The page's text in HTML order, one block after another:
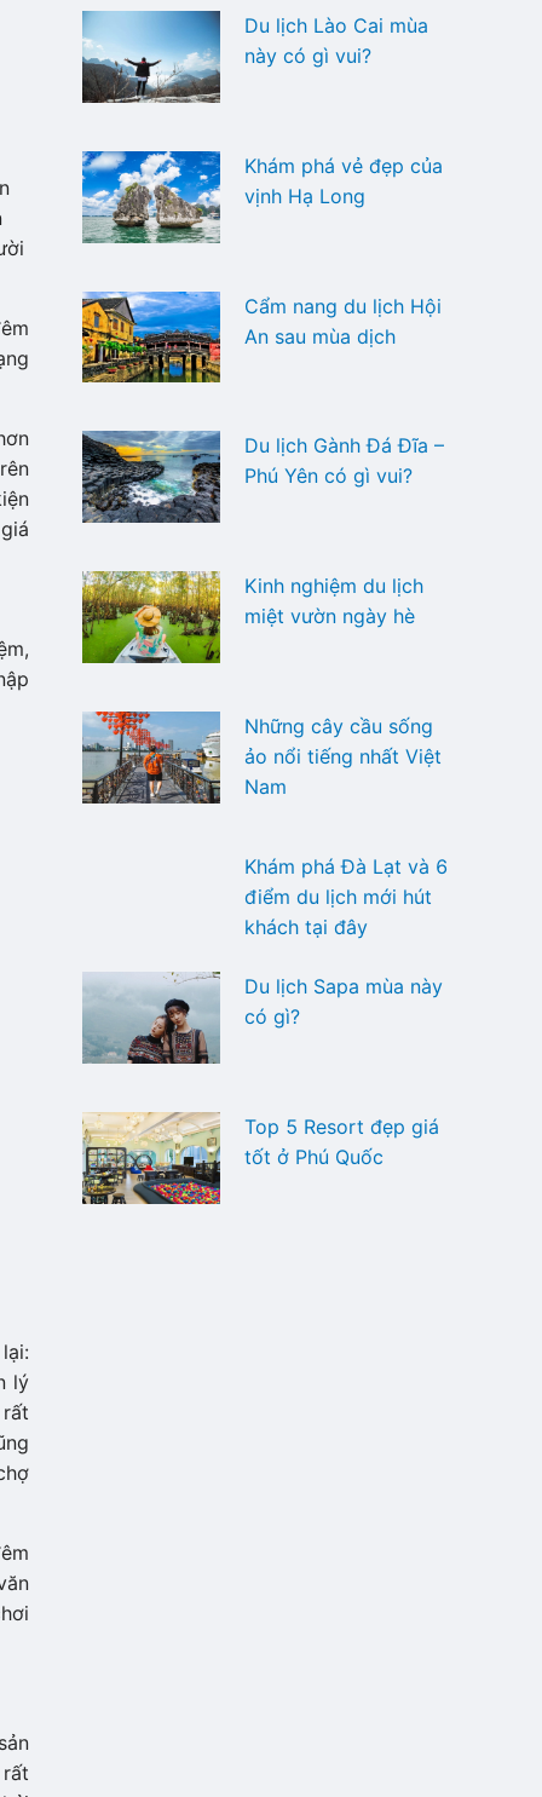
lý
Du lịch Lào Cai mùa
này có gì vui?
Khám phá vẻ đẹp của
vịnh Hạ Long
Cẩm nang du lịch Hội
An sau mùa dịch
Du lịch Gành Đá Đĩa –
Phú Yên có gì vui?
Kinh nghiệm du lịch
miệt vườn ngày hè
Những cây cầu sống
ảo nổi tiếng nhất Việt
Nam
Khám phá Đà Lạt và 6
điểm du lịch mới hút
khách tại đây
Du lịch Sapa mùa này
có gì?
Top 5 Resort đẹp giá
tốt ở Phú Quốc